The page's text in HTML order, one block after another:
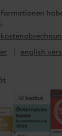
english